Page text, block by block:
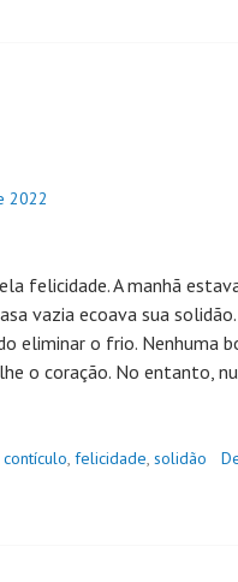
2022
felicidade. A manhã
vazia ecoava sua
eliminar o frio. Nenhuma
o coração. No entanto,
contículo, felicidade, solidão